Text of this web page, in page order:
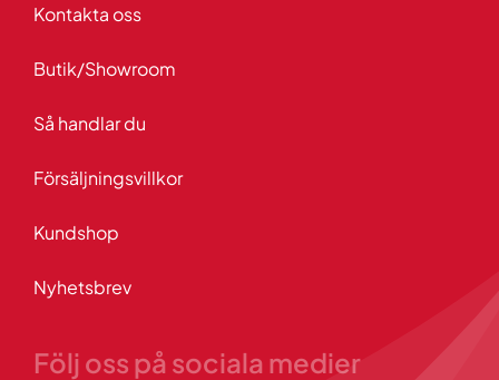
Kontakta oss
Butik/Showroom
Så handlar du
Försäljningsvillkor
Kundshop
Nyhetsbrev
Följ oss på sociala medier